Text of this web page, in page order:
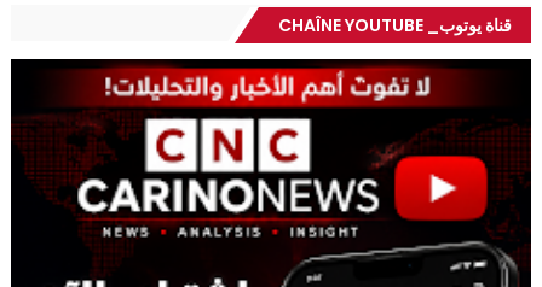
قناة يوتوب_ CHAÎNE YOUTUBE